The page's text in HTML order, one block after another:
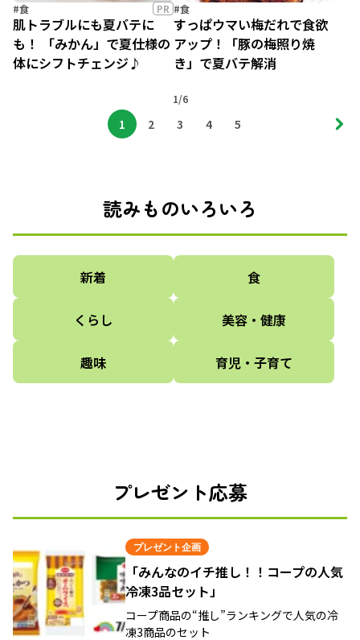
PR
#食
肌トラブルにも夏バテに
も！ 「みかん」で夏仕様の
体にシフトチェンジ♪
#食
すっぱウマい梅だれで食欲
アップ！「豚の梅照り焼
き」で夏バテ解消
1/6
1 2 3 4 5
読みものいろいろ
新着 食
くらし 美容・健康
趣味 育児・子育て
プレゼント応募
プレゼント企画
「みんなのイチ推し！！コープの人気
冷凍3品セット」
コープ商品の“推し”ランキングで人気の冷
凍3商品のセット